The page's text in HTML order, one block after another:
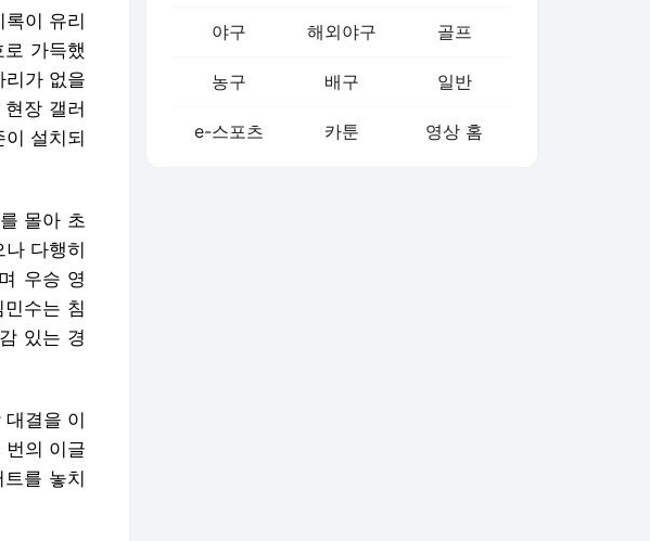
이 유리
가득했
리가 없을
장 갤러
설치되
몰아 초
다행히
우승 영
수는 침
있는 경
결을 이
번의 이글
를 놓치
야구 해외야구 골프
농구 배구 일반
e-스포츠 카툰 영상 홈